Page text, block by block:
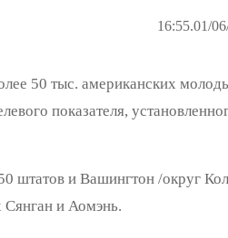
16:55.01/
50 тыс. американских
показателя,
и Вашингтон /округ
Сянган и Аомэнь.